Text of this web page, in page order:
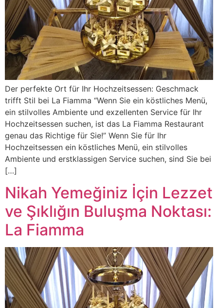
Der perfekte Ort für Ihr Hochzeitsessen: Geschmack
trifft Stil bei La Fiamma “Wenn Sie ein köstliches Menü,
ein stilvolles Ambiente und exzellenten Service für Ihr
Hochzeitsessen suchen, ist das La Fiamma Restaurant
genau das Richtige für Sie!” Wenn Sie für Ihr
Hochzeitsessen ein köstliches Menü, ein stilvolles
Ambiente und erstklassigen Service suchen, sind Sie bei
[…]
Nikah Yemeğiniz İçin Lezzet
ve Şıklığın Buluşma Noktası:
La Fiamma